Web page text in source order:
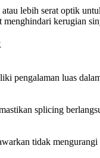
lebih serat optik
kerugian
pengalaman luas
splicing
tidak